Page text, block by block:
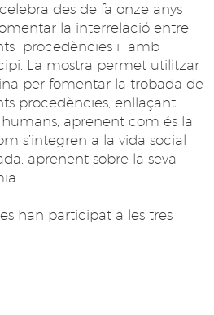
des de fa onze anys
la interrelació entre
procedències i amb
La mostra permet utilitzar
per fomentar la trobada de
procedències, enllaçant
aprenent com és la
s’integren a la vida social
aprenent sobre la seva
han participat a les tres